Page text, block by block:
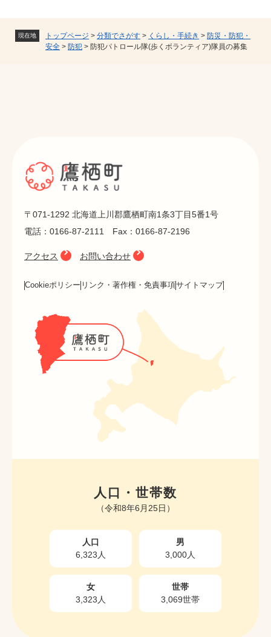
現在地 トップページ > 分類でさがす > くらし・手続き > 防災・防犯・
安全 > 防犯 > 防犯パトロール隊(歩くボランティア)隊員の募集
〒071-1292 北海道上川郡鷹栖町南1条3丁目5番1号
電話：0166-87-2111 Fax：0166-87-2196
アクセス お問い合わせ
Cookieポリシー リンク・著作権・免責事項サイトマップ
人口・世帯数
（令和8年6月25日）
人口
6,323人
男
3,000人
女
3,323人
世帯
3,069世帯